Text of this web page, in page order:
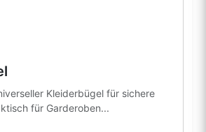
Kleiderbügel für sichere
für Garderoben...